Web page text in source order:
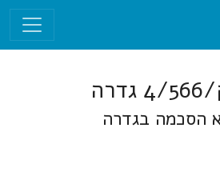
הסכמה בגדרה